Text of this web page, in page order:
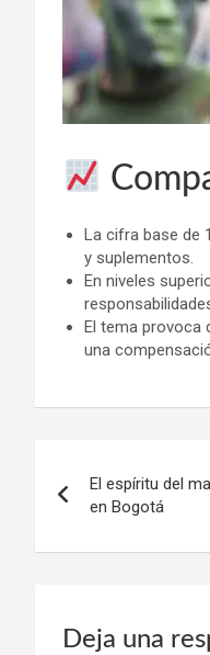
La cifra base de
y suplementos.
En niveles
El tema provoca
una
de
entradas
El espíritu del
en Bogotá
Deja una